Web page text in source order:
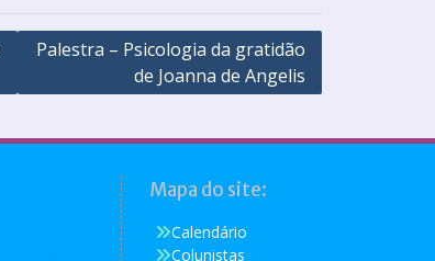
Palestra – Psicologia da gratidão
de Joanna de Angelis
Mapa do site:
Calendário
Colunistas